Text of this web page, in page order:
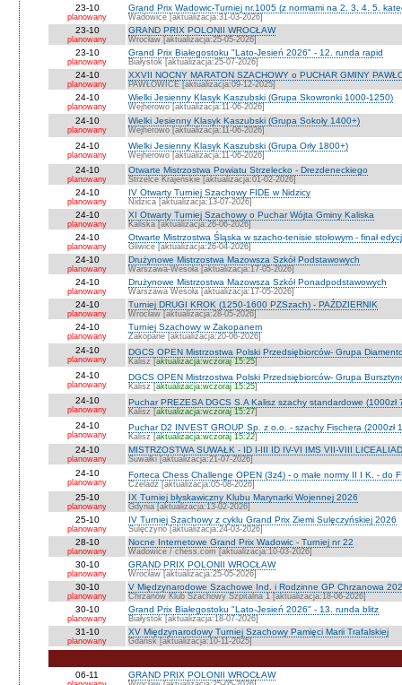
23-10
planowany
Grand Prix Wadowic-Turniej nr.1005 (z normami na 2. 3. 4. 5.
Wadowice [aktualizacja:31-03-2026]
23-10
planowany
GRAND PRIX POLONII WROCŁAW
Wrocław [aktualizacja:25-05-2026]
23-10
planowany
Grand Prix Białegostoku "Lato-Jesień 2026" - 12. runda rapid
Białystok [aktualizacja:25-07-2026]
24-10
planowany
XXVII NOCNY MARATON SZACHOWY o PUCHAR GMINY
PAWŁOWICE [aktualizacja:09-12-2025]
24-10
planowany
Wielki Jesienny Klasyk Kaszubski (Grupa Skowronki 1000-1250)
Wejherowo [aktualizacja:11-06-2026]
24-10
planowany
Wielki Jesienny Klasyk Kaszubski (Grupa Sokoły 1400+)
Wejherowo [aktualizacja:11-06-2026]
24-10
planowany
Wielki Jesienny Klasyk Kaszubski (Grupa Orły 1800+)
Wejherowo [aktualizacja:11-06-2026]
24-10
planowany
Otwarte Mistrzostwa Powiatu Strzelecko - Drezdeneckiego
Strzelce Krajeńskie [aktualizacja:01-02-2026]
24-10
planowany
IV Otwarty Turniej Szachowy FIDE w Nidzicy
Nidzica [aktualizacja:13-07-2026]
24-10
planowany
XI Otwarty Turniej Szachowy o Puchar Wójta Gminy Kaliska
Kaliska [aktualizacja:26-06-2026]
24-10
planowany
Otwarte Mistrzostwa Śląska w szacho-tenisie stołowym - finał
Gliwice [aktualizacja:26-04-2026]
24-10
planowany
Drużynowe Mistrzostwa Mazowsza Szkół Podstawowych
Warszawa-Wesoła [aktualizacja:17-05-2026]
24-10
planowany
Drużynowe Mistrzostwa Mazowsza Szkół Ponadpodstawowych
Warszawa Wesoła [aktualizacja:17-05-2026]
24-10
planowany
Turniej DRUGI KROK (1250-1600 PZSzach) - PAŹDZIERNIK
Wrocław [aktualizacja:28-05-2026]
24-10
planowany
Turniej Szachowy w Zakopanem
Zakopane [aktualizacja:20-06-2026]
24-10
planowany
DGCS OPEN Mistrzostwa Polski Przedsiębiorców- Grupa
Kalisz [aktualizacja:wczoraj 15:25]
24-10
planowany
DGCS OPEN Mistrzostwa Polski Przedsiębiorców- Grupa
Kalisz [aktualizacja:wczoraj 15:25]
24-10
planowany
Puchar PREZESA DGCS S.A Kalisz szachy standardowe (1000zł
Kalisz [aktualizacja:wczoraj 15:27]
24-10
planowany
Puchar D2 INVEST GROUP Sp. z o.o. - szachy Fischera (2000zł
Kalisz [aktualizacja:wczoraj 15:22]
24-10
planowany
MISTRZOSTWA SUWAŁK - ID I-III ID IV-VI IMS VII-VIII
Suwałki [aktualizacja:21-07-2026]
24-10
planowany
Forteca Chess Challenge OPEN (3z4) - o małe normy II I K. - do
Czeladź [aktualizacja:05-08-2026]
25-10
planowany
IX Turniej błyskawiczny Klubu Marynarki Wojennej 2026
Gdynia [aktualizacja:13-02-2026]
25-10
planowany
IV Turniej Szachowy z cyklu Grand Prix Ziemi Sulęczyńskiej 2026
Sulęczyno [aktualizacja:24-03-2026]
28-10
planowany
Nocne Internetowe Grand Prix Wadowic - Turniej nr 22
Wadowice / chess.com [aktualizacja:10-03-2026]
30-10
planowany
GRAND PRIX POLONII WROCŁAW
Wrocław [aktualizacja:25-05-2026]
30-10
planowany
V Międzynarodowe Szachowe Ind. i Rodzinne GP Chrzanowa
Chrzanów Klub Szachowy Szpitalna 1 [aktualizacja:18-06-2026]
30-10
planowany
Grand Prix Białegostoku "Lato-Jesień 2026" - 13. runda blitz
Białystok [aktualizacja:18-07-2026]
31-10
planowany
XV Międzynarodowy Turniej Szachowy Pamięci Marii Trafalskiej
Gdańsk [aktualizacja:10-11-2025]
06-11 GRAND PRIX POLONII WROCŁAW